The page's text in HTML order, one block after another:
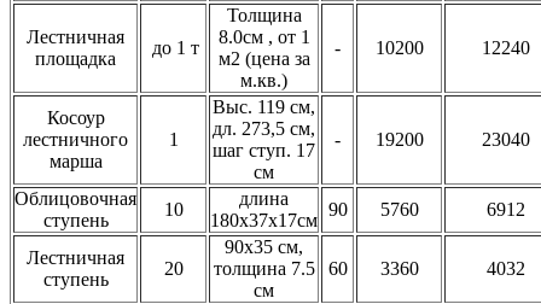
Лестничная
площадка
до 1 т
Толщина
8.0см , от 1
м2 (цена за
м.кв.)
- 10200 12240
Косоур
лестничного
марша
1
Выс. 119 см,
дл. 273,5 см,
шаг ступ. 17
см
- 19200 23040
Облицовочная
ступень
10
длина
180х37х17см
90 5760 6912
Лестничная
ступень
20
90х35 см,
толщина 7.5
см
60 3360 4032